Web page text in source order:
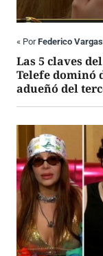
« PorFederico Vargas
Las 5 claves
Telefe dominó
adueñó del